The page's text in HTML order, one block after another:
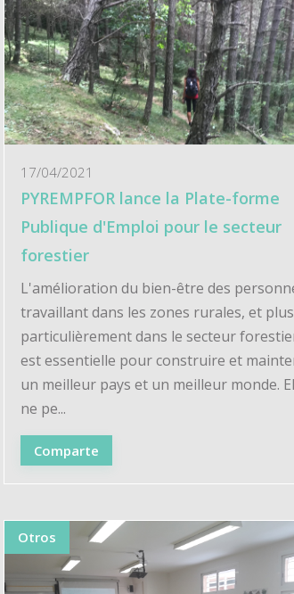
17/04/2021
PYREMPFOR lance la Plate-forme
Publique d'Emploi pour le secteur
forestier
L'amélioration du bien-être des
travaillant dans les zones rurales, et plus
particulièrement dans le secteur
est essentielle pour construire et
un meilleur pays et un meilleur monde.
ne pe...
Comparte
Otros